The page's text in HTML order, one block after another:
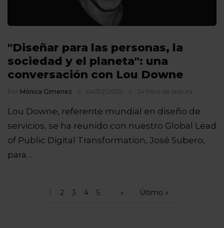
"Diseñar para las personas, la
sociedad y el planeta": una
conversación con Lou Downe
Por Mónica Gimenez 04/02/2025 24 Mins de lectura
Lou Downe, referente mundial en diseño de
servicios, se ha reunido con nuestro Global Lead
of Public Digital Transformation, José Subero,
para…
1 2 3 4 5 » Último »